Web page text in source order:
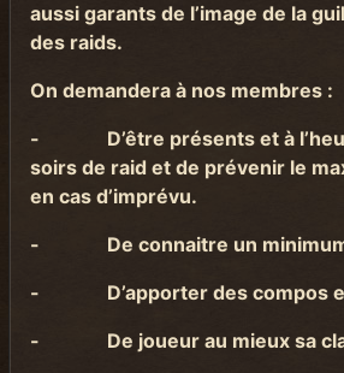
aussi garants de l’image de la
des raids.
On demandera à nos membres :
-
D’être présents et à
soirs de raid et de prévenir le
en cas d’imprévu.
-
De connaitre un
-
D’apporter des compos
-
De joueur au mieux sa